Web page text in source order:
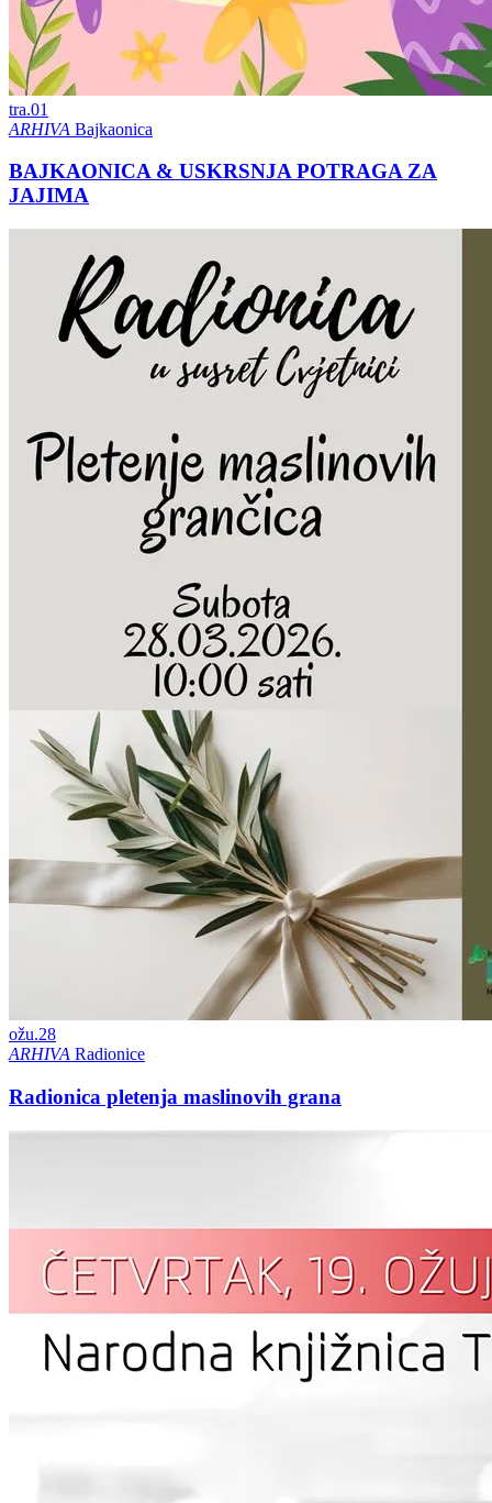
tra.01
ARHIVA Bajkaonica
BAJKAONICA & USKRSNJA POTRAGA ZA
JAJIMA
ožu.28
ARHIVA Radionice
Radionica pletenja maslinovih grana